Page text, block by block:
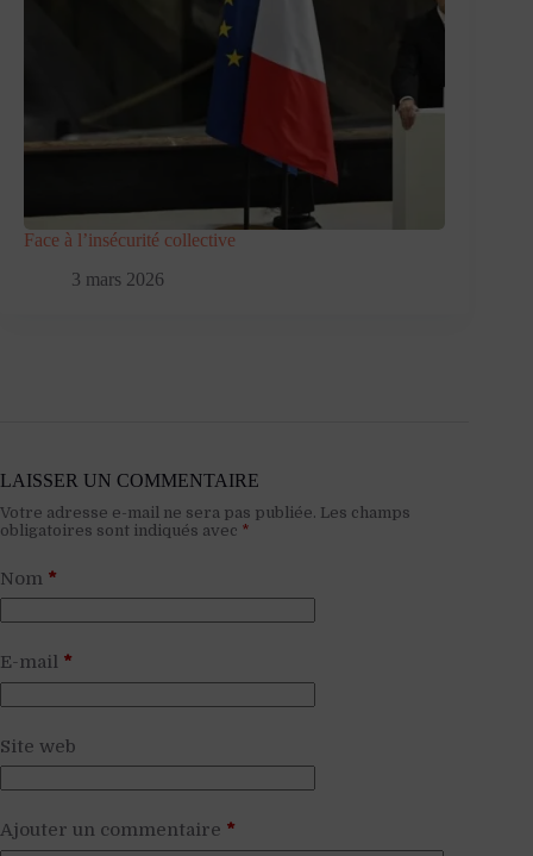
Face à l’insécurité collective
3 mars 2026
LAISSER UN COMMENTAIRE
Votre adresse e-mail ne sera pas publiée. Les champs
obligatoires sont indiqués avec *
Nom *
E-mail *
Site web
Ajouter un commentaire *